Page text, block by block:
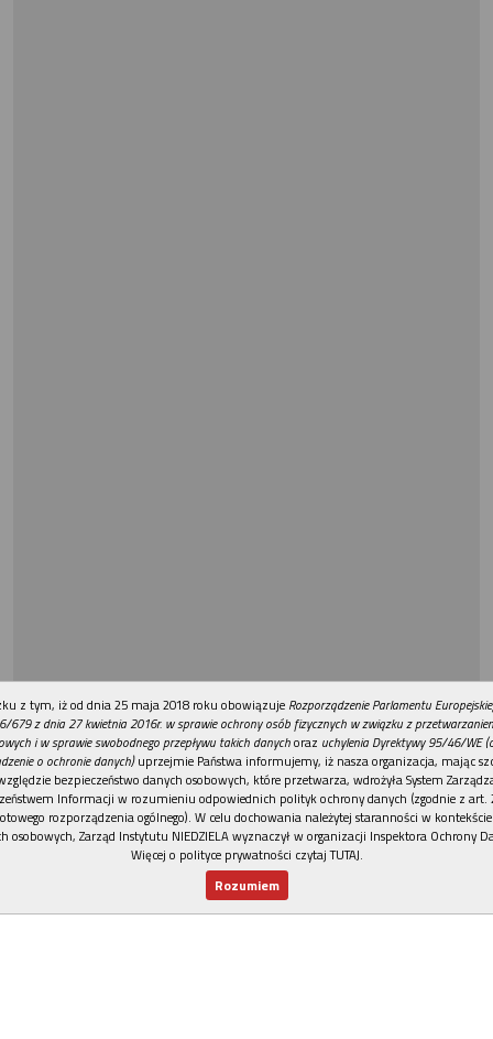
REKLAMA
z tym, iż od dnia 25 maja 2018 roku obowiązuje Rozporządzenie Parlamentu
679 z dnia 27 kwietnia 2016r. w sprawie ochrony osób fizycznych w związku z
i w sprawie swobodnego przepływu takich danychoraz uchylenia Dyrektywy 95/46/WE
o ochronie danych)uprzejmie Państwa informujemy, iż nasza organizacja, mając
bezpieczeństwo danych osobowych, które przetwarza, wdrożyła System
Informacji w rozumieniu odpowiednich polityk ochrony danych (zgodnie z art.
rozporządzenia ogólnego). W celu dochowania należytej staranności w
osobowych, Zarząd Instytutu NIEDZIELA wyznaczył w organizacji Inspektora Ochrony
Więcej o polityce prywatności czytaj TUTAJ.
Rozumiem